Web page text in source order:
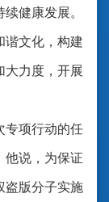
健康发展。
谐文化，构建
大力度，开展
专项行动的任
他说，为保证
盗版分子实施